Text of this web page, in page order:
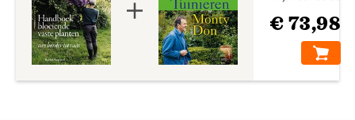
€ 73,98